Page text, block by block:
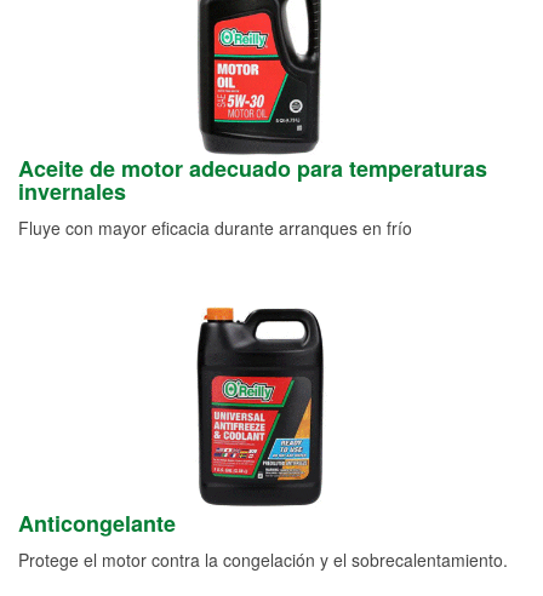
Aceite de motor adecuado para temperaturas
invernales
Fluye con mayor eficacia durante arranques en frío
Anticongelante
Protege el motor contra la congelación y el sobrecalentamiento.